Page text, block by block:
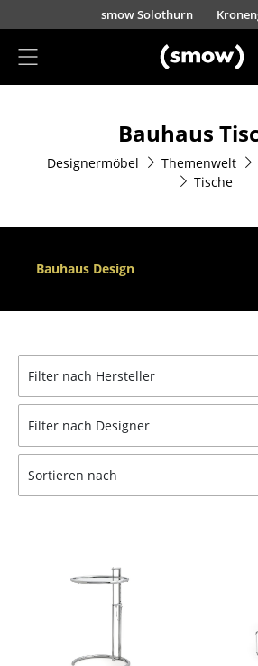
Direkt zum Inhaltsmow Solothurn
Esszimmerstühle
Freischwinger
Barhocker
Hocker
Sitzsäcke
Kinderstühle
Schaukelstühle
Bürodrehstühle
Bauhaus
Designermöbel Themenwelt
Tische
Bauhaus Design
Filter nach Hersteller
Filter nach Designer
Sortieren nach